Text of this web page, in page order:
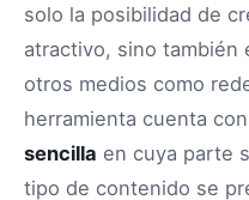
solo la posibilidad de
atractivo, sino también
otros medios como
herramienta cuenta
sencilla en cuya parte
tipo de contenido se